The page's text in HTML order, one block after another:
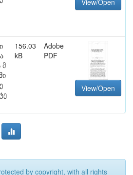
View/Open
მ
156.03
kB
Adobe
PDF
View/Open
by copyright, with all rights